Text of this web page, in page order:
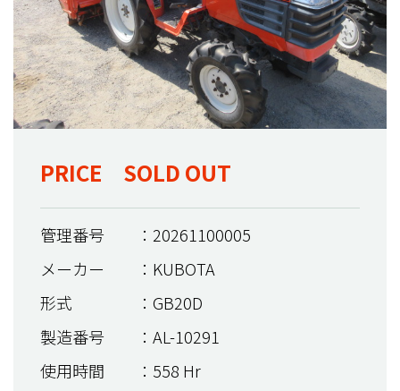
PRICE SOLD OUT
管理番号
：20261100005
メーカー
：KUBOTA
形式
：GB20D
製造番号
：AL-10291
使用時間
：558 Hr